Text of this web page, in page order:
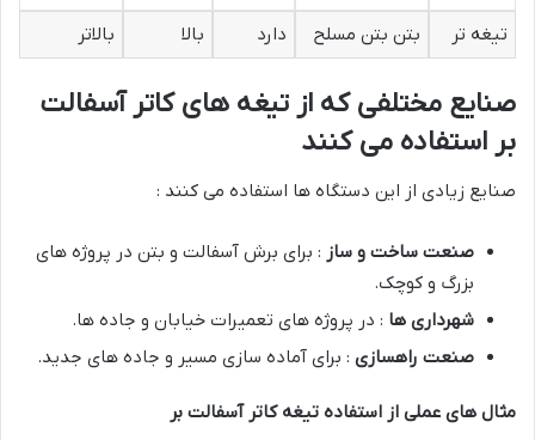
تیغه تر بتن بتن مسلح دارد بالا بالاتر
صنایع مختلفی که از تیغه های کاتر آسفالت
بر استفاده می کنند
صنایع زیادی از این دستگاه ها استفاده می کنند :
صنعت ساخت و ساز : برای برش آسفالت و بتن در پروژه های
بزرگ و کوچک.
شهرداری ها : در پروژه های تعمیرات خیابان و جاده ها.
صنعت راهسازی : برای آماده سازی مسیر و جاده های جدید.
مثال های عملی از استفاده تیغه کاتر آسفالت بر